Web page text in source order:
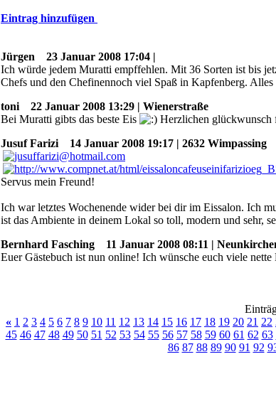
Eintrag hinzufügen
Jürgen
23 Januar 2008 17:04 |
Ich würde jedem Muratti empffehlen. Mit 36 Sorten ist bis
Chefs und den Chefinennoch viel Spaß in Kapfenberg. Alles
toni
22 Januar 2008 13:29 | Wienerstraße
Bei Muratti gibts das beste Eis
Herzlichen glückwunsch
Jusuf Farizi
14 Januar 2008 19:17 | 2632 Wimpassing
Servus mein Freund!
Ich war letztes Wochenende wider bei dir im Eissalon. Ich
ist das Ambiente in deinem Lokal so toll, modern und sehr,
Bernhard Fasching
11 Januar 2008 08:11 |
Euer Gästebuch ist nun online! Ich wünsche euch viele nette
« 1 2 3 4 5 6 7 8 9 10 11 12 13 14 15 16 17 18 19 20 21 22
45 46 47 48 49 50 51 52 53 54 55 56 57 58 59 60 61 62 63
86 87 88 89 90 91 92